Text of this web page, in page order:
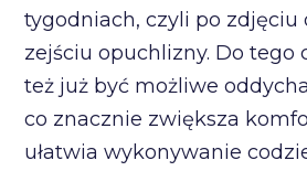
tygodniach, czyli po zdjęciu
zejściu opuchlizny. Do tego
też już być możliwe
co znacznie zwiększa
ułatwia wykonywanie